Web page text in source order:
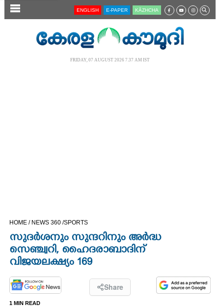
SECTIONS
OPINION
PHOTOS
ENGLISH E-PAPER KĀZHCHA
FRIDAY, 07 AUGUST 2026 7.37 AM IST
HOME / NEWS 360 /SPORTS
സുദര്‍ശനും സുന്ദറിനും അര്‍ദ്ധ
സെഞ്ച്വറി, ഹൈദരാബാദിന്
വിജയലക്ഷ്യം 169
Share
1 MIN READ